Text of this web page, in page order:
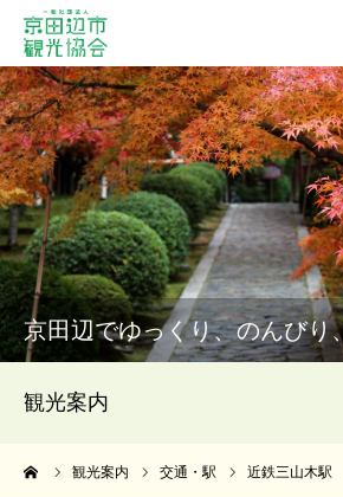
京田辺でゆっくり、のんびり
観光案内
観光案内 交通・駅 近鉄三山木駅
観光スポット
グルメ
ショッピング
宿泊・温泉